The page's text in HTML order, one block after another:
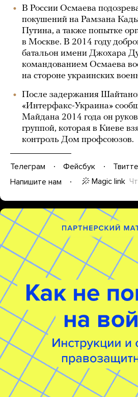
В России Осмаева
покушений на Рамзана
Путина, а также попытке
в Москве. В 2014 году
батальон имени Джохара
командованием Осмаева
на стороне украинских
После задержания
«Интерфакс-Украина»
Майдана 2014 года он
группой, которая в Киеве
контроль Дом профсоюзов.
Телеграм Фейсбук
Напишите нам
Magic link